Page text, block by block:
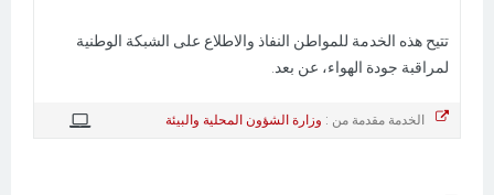
تتيح هذه الخدمة للمواطن النفاذ والاطلاع على الشبكة الوطنية
لمراقبة جودة الهواء، عن بعد.
الخدمة مقدمة من : وزارة الشؤون المحلية والبيئة